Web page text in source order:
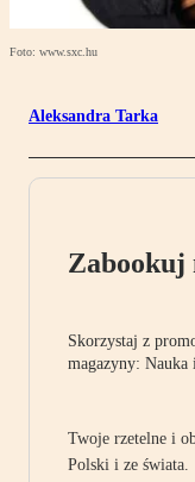
Foto: www.sxc.hu
Aleksandra Tarka
Zabookuj
Skorzystaj z
magazyny: Nauka
Twoje rzetelne i
Polski i ze świata.